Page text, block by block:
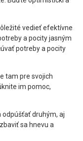
vedieť efektívne
a pocity jasným
potreby a pocity
tam pre svojich
im pomoc,
odpúšťať druhým, aj
sa hnevu a